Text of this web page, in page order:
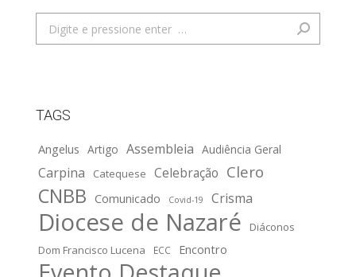
Search:
TAGS
Angelus Artigo Assembleia Audiência Geral
Carpina Catequese Celebração Clero
CNBB Comunicado Covid-19 Crisma
Diocese de Nazaré
Diáconos
Dom Francisco Lucena
ECC Encontro